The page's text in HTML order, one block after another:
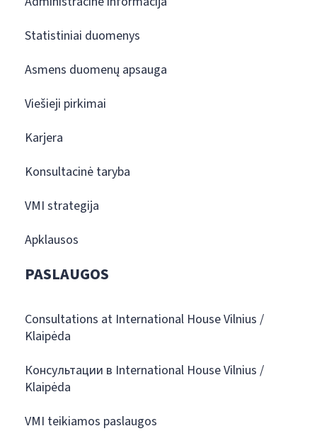
Statistiniai duomenys
Asmens duomenų apsauga
Viešieji pirkimai
Karjera
Konsultacinė taryba
VMI strategija
Apklausos
PASLAUGOS
Consultations at International House Vilnius /
Klaipėda
Консультации в International House Vilnius /
Klaipėda
VMI teikiamos paslaugos